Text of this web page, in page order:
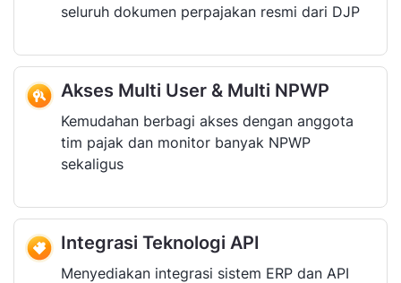
seluruh dokumen perpajakan resmi dari DJP
Akses Multi User & Multi NPWP
Kemudahan berbagi akses dengan anggota
tim pajak dan monitor banyak NPWP
sekaligus
Integrasi Teknologi API
Menyediakan integrasi sistem ERP dan API